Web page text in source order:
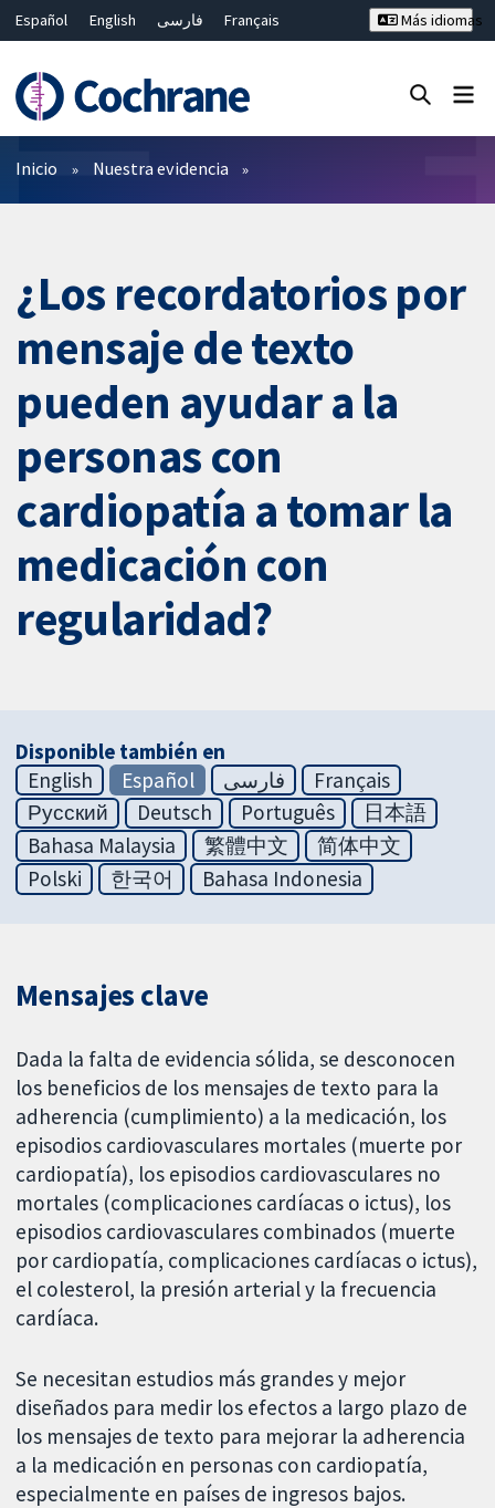
Español English فارسی
Français
Bahasa Malaysia
ไทย 繁體中文
Más idiomas
Filtros
Inicio Nuestra evidencia
¿Los recordatorios por
mensaje de texto
pueden ayudar a la
personas con
cardiopatía a tomar la
medicación con
regularidad?
Disponible también en
English
Español فارسی
Français
Русский
Deutsch Português
日本語
Bahasa Malaysia
繁體中文
简体中文
Polski
한국어 Bahasa Indonesia
Mensajes clave
Dada la falta de evidencia sólida, se desconocen
los beneficios de los mensajes de texto para la
adherencia (cumplimiento) a la medicación, los
episodios cardiovasculares mortales (muerte por
cardiopatía), los episodios cardiovasculares no
mortales (complicaciones cardíacas o ictus), los
episodios cardiovasculares combinados (muerte
por cardiopatía, complicaciones cardíacas o ictus),
el colesterol, la presión arterial y la frecuencia
cardíaca.
Se necesitan estudios más grandes y mejor
diseñados para medir los efectos a largo plazo de
los mensajes de texto para mejorar la adherencia
a la medicación en personas con cardiopatía,
especialmente en países de ingresos bajos.